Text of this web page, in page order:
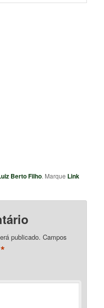
Berto Filho. Marque Link
publicado. Campos
*